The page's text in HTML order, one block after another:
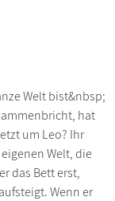
Welt bist&nbsp;
hat
um Leo? Ihr
Welt, die
das Bett erst,
Wenn er